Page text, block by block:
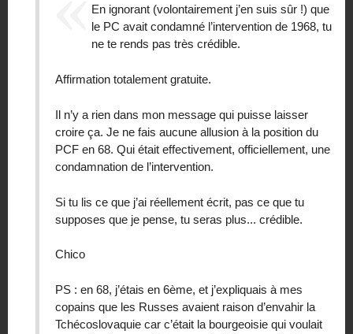
En ignorant (volontairement j’en suis sûr !) que
le PC avait condamné l’intervention de 1968, tu
ne te rends pas très crédible.
Affirmation totalement gratuite.
Il n’y a rien dans mon message qui puisse laisser
croire ça. Je ne fais aucune allusion à la position du
PCF en 68. Qui était effectivement, officiellement, une
condamnation de l’intervention.
Si tu lis ce que j’ai réellement écrit, pas ce que tu
supposes que je pense, tu seras plus... crédible.
Chico
PS : en 68, j’étais en 6ème, et j’expliquais à mes
copains que les Russes avaient raison d’envahir la
Tchécoslovaquie car c’était la bourgeoisie qui voulait